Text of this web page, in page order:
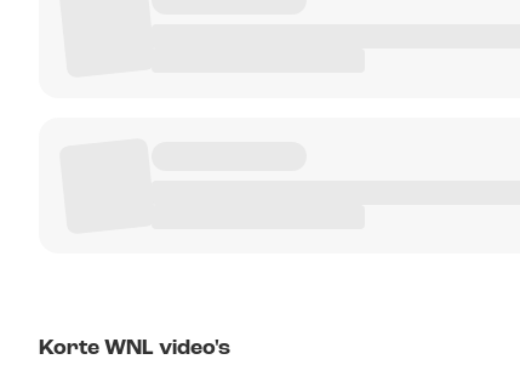
Korte WNL video's